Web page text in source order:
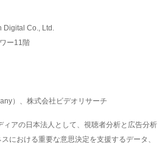
Co., Ltd.
ー11階
）、株式会社ビデオリサーチ
アの日本法人として、視聴者分析と広告分析
における重要な意思決定を支援するデータ、